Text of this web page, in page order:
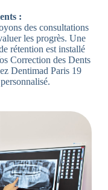
:
des consultations
les progrès. Une
rétention est installé
Correction des Dents
Dentimad Paris 19